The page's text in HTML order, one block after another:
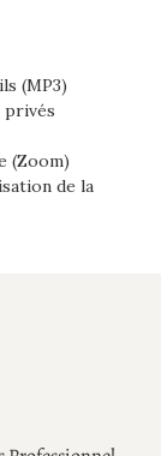
(MP3)
privés
(Zoom)
de la